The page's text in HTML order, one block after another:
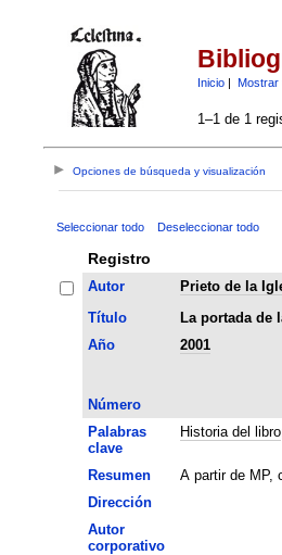
Inicio| Mostrar
1–1 de 1
Opciones de búsqueda y visualización
Seleccionar todo Deseleccionar todo
Registro
Autor
Prieto de la
Título
La portada de
Año
2001
Número
Palabras
clave
Historia del libro
Resumen
A partir de MP,
Dirección
Autor
corporativo